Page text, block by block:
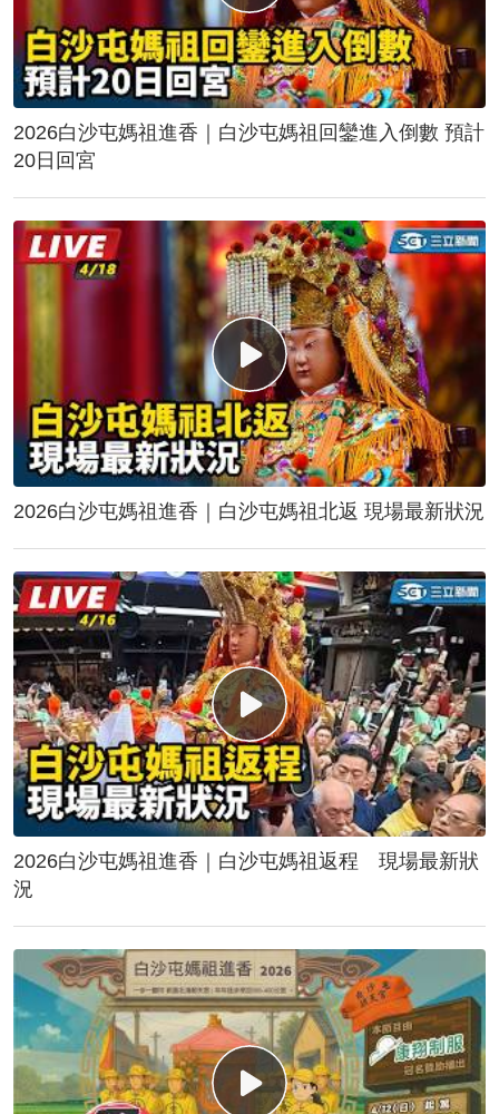
2026白沙屯媽祖進香｜白沙屯媽祖回鑾進入倒數 預計
20日回宮
2026白沙屯媽祖進香｜白沙屯媽祖北返 現場最新狀況
2026白沙屯媽祖進香｜白沙屯媽祖返程 現場最新狀
況